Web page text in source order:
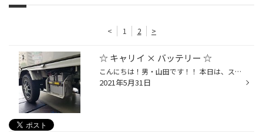
< 1 2 >
☆ キャリイ × バッテリー ☆
こんにちは！男・山田です！！ 本日は、スズキ キャリイの 【 バッテリー交換 】 からスタート☆(^^)/ 『 ＧＳでそろそろ交換時期と言われて... 』と ご来店頂き、当店にて再度点検してみると やはり『 要交換 』との結果表示が。f(^^;) これからの梅雨時期は窓を開けての走行が難しくなり、 エアコ...
2021年5月31日